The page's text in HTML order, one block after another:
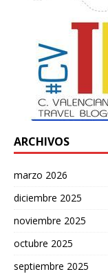
ARCHIVOS
marzo 2026
diciembre 2025
noviembre 2025
octubre 2025
septiembre 2025